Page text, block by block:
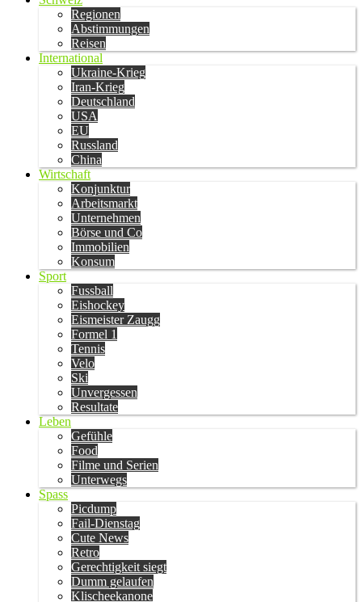
Regionen
Abstimmungen
Reisen
International
Ukraine-Krieg
Iran-Krieg
Deutschland
USA
EU
Russland
China
Wirtschaft
Konjunktur
Arbeitsmarkt
Unternehmen
Börse und Co
Immobilien
Konsum
Sport
Fussball
Eishockey
Eismeister Zaugg
Formel 1
Tennis
Velo
Ski
Unvergessen
Resultate
Leben
Gefühle
Food
Filme und Serien
Unterwegs
Spass
Picdump
Fail-Dienstag
Cute News
Retro
Gerechtigkeit siegt
Dumm gelaufen
Klischeekanone